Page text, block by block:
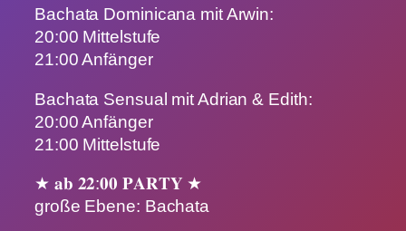
Bachata Dominicana mit Arwin:
20:00 Mittelstufe
21:00 Anfänger
Bachata Sensual mit Adrian & Edith:
20:00 Anfänger
21:00 Mittelstufe
★ 𝐚𝐛 𝟐𝟐:𝟎𝟎 𝐏𝐀𝐑𝐓𝐘 ★
große Ebene: Bachata